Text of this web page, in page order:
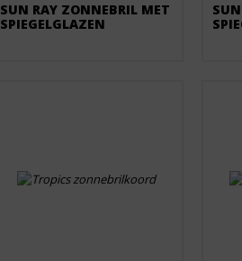
SUN RAY ZONNEBRIL MET
SPIEGELGLAZEN